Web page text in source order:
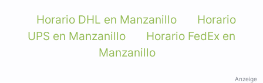
Horario DHL en Manzanillo
Horario
UPS en Manzanillo
Horario FedEx en
Manzanillo
Anzeige